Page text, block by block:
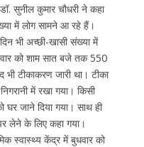
सुनील कुमार चौधरी ने कहा
में लोग सामने आ रहे हैं।
भी अच्छी-खासी संख्या में
को शाम सात बजे तक 550
भी टीकाकरण जारी था। टीका
में रखा गया। किसी
जाने दिया गया। साथ ही
लेने के लिए कहा गया।
स्वास्थ्य केंद्र में बुधवार को